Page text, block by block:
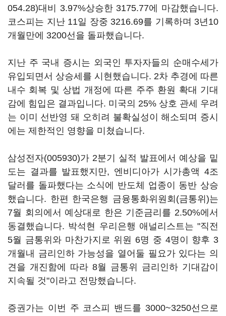
054.28)대비 3.97%상승한 3175.77에 마감했습니다.
코스피는 지난 11일 장중 3216.69를 기록하며 3년10
개월만에 3200선을 돌파했습니다.
지난 주 국내 증시는 외국인 투자자들의 순매수세가
유입되면서 상승세를 시현했습니다. 2차 추경에 따른
내수 회복 및 상법 개정에 따른 주주 환원 확대 기대
감에 힘입은 결과입니다. 미국의 25% 상호 관세 우려
는 이미 선반영 돼 오히려 불확실성이 해소되며 증시
에는 제한적인 영향을 미쳤습니다.
삼성전자(005930)가 2분기 실적 발표에서 예상을 밑
도는 결과를 발표했지만, 엔비디아가 시가총액 4조
달러를 돌파했다는 소식에 반도체 업종이 동반 상승
했습니다. 한편 한국은행 금융통화위원회(금통위)는
7월 회의에서 예상대로 한은 기준금리를 2.50%에서
동결했습니다. 박석현 우리은행 애널리스트는 "직전
5월 금통위와 마찬가지로 위원 6명 중 4명이 향후 3
개월내 금리인하 가능성을 열어둘 필요가 있다는 의
견을 개진함에 따라 8월 금통위 금리인하 기대감이
지속될 것"이라고 전망했습니다.
증권가는 이번 주 코스피 밴드를 3000~3250선으로